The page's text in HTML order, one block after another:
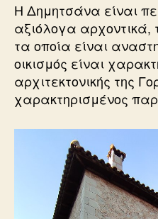
Η Δημητσάνα είναι
αξιόλογα
τα οποία είναι
οικισμός είναι
αρχιτεκτονικής της
χαρακτηρισμένος